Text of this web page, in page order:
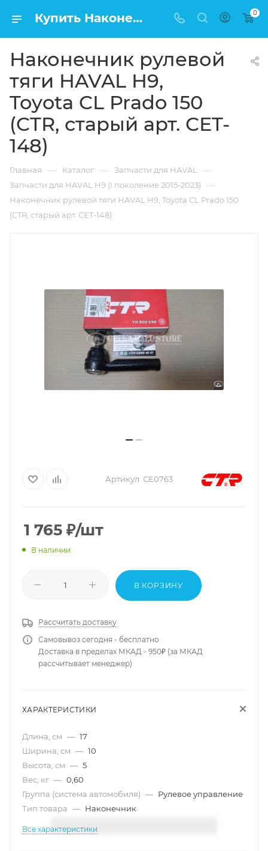
Купить Наконечник рулевой тяги HAVAL H9, Toyota CL Prado 150 (CTR, старый арт. CET-148) в Москве по низкой цене 0
Наконечник рулевой
тяги HAVAL H9,
Toyota CL Prado 150
(CTR, старый арт. CET-
148)
Главная — Каталог — Запчасти для HAVAL —
Запчасти для HAVAL H9 (I поколение 2015-2023) —
Наконечник рулевой тяги HAVAL H9, Toyota CL Prado 150
(CTR, старый арт. CET-148)
Артикул: CE0763
1 765 ₽/шт
В наличии
В КОРЗИНУ
Рассчитать доставку
Самовывоз сегодня - бесплатно
Доставка в пределах МКАД - 950₽ (за МКАД
рассчитывает менеджер)
ХАРАКТЕРИСТИКИ
Длина, см — 17
Ширина, см — 10
Высота, см — 5
Вес, кг — 0,60
Группа (система автомобиля) — Рулевое управление
Тип товара — Наконечник
Все характеристики